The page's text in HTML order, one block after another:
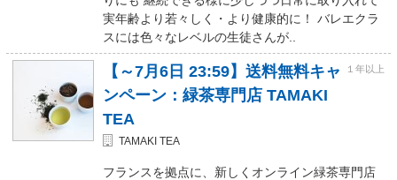
実年齢より若々しく・より健康的に！ バレエクラ
スには色々なレベルの生徒さんが..
【～7月6日 23:59】送料無料キャ
ンペーン：緑茶専門店 TAMAKI
TEA
１年以上
TAMAKI TEA
フランスを拠点に、新しくオンライン緑茶専門店